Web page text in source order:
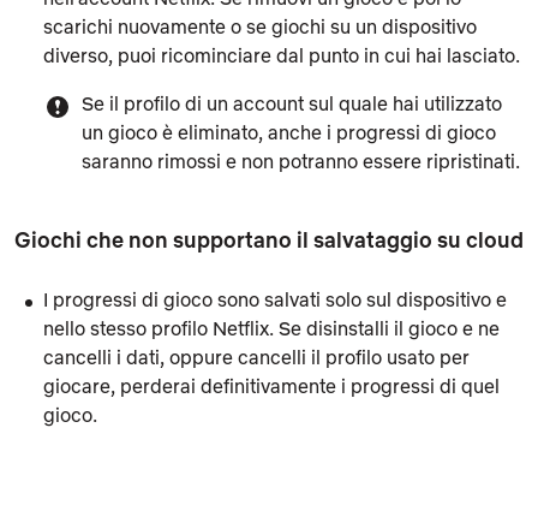
scarichi nuovamente o se giochi su un dispositivo
diverso, puoi ricominciare dal punto in cui hai lasciato.
Se il profilo di un account sul quale hai utilizzato
un gioco è eliminato, anche i progressi di gioco
saranno rimossi e non potranno essere ripristinati.
Giochi che non supportano il salvataggio su cloud
I progressi di gioco sono salvati solo sul dispositivo e
nello stesso profilo Netflix. Se disinstalli il gioco e ne
cancelli i dati, oppure cancelli il profilo usato per
giocare, perderai definitivamente i progressi di quel
gioco.